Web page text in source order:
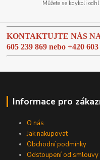
Můžete se kdykoli
KONTAKTUJTE NÁS
605 239 869 nebo+420
Informace pro
O nás
Jak nakupovat
Obchodní podmínky
Odstoupení od smlouvy